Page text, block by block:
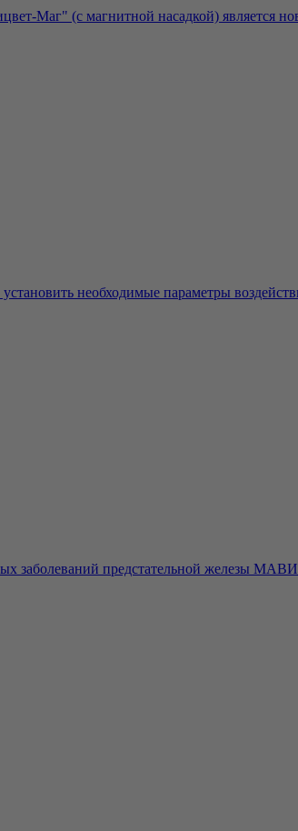
Маг" (с магнитной насадкой) является
необходимые параметры
заболеваний предстательной железы